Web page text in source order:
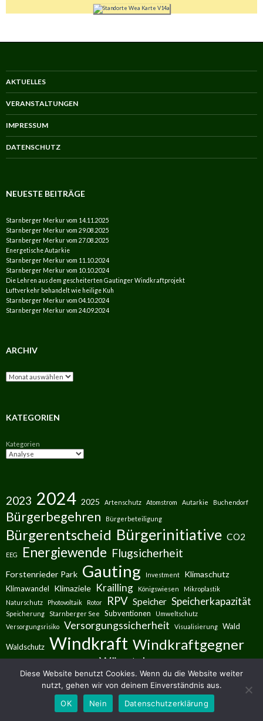
AKTUELLES
VERANSTALTUNGEN
IMPRESSUM
DATENSCHUTZ
NEUESTE BEITRÄGE
Starnberger Merkur vom 14.11.2025
Starnberger Merkur vom 29.08.2025
Starnberger Merkur vom 27.08.2025
Energetische Autarkie
Starnberger Merkur vom 11.10.2024
Starnberger Merkur vom 10.10.2024
Die Lehren aus dem gescheiterten Gautinger Windkraftprojekt
Luftverkehr behandelt wie heilige Kuh
Starnberger Merkur vom 04.10.2024
Starnberger Merkur vom 24.09.2024
ARCHIV
Archiv
KATEGORIEN
Kategorien
2023 2024 2025 Artenschutz Atomstrom Autarkie Buchendorf
Bürgerbegehren Bürgerbeteiligung
Bürgerentscheid Bürgerinitiative CO2
EEG Energiewende Flugsicherheit
Forstenrieder Park Gauting Investment Klimaschutz
Klimawandel Klimaziele Krailling Königswiesen
Mikroplastik
Naturschutz
Photovoltaik Rotor RPV Speicher Speicherkapazität
Speicherung Starnberger See Subventionen
Umweltschutz
Versorgungsrisiko
Versorgungssicherheit Visualisierung Wald
Waldschutz Windkraft Windkraftgegner
Windrad Würmtal
IMPRESSIONEN AUS UNSERER HEIMAT
Diese Website benutzt Cookies. Wenn du die Website weiter
nutzt, gehen wir von deinem Einverständnis aus.
OK
Nein Datenschutzerklärung